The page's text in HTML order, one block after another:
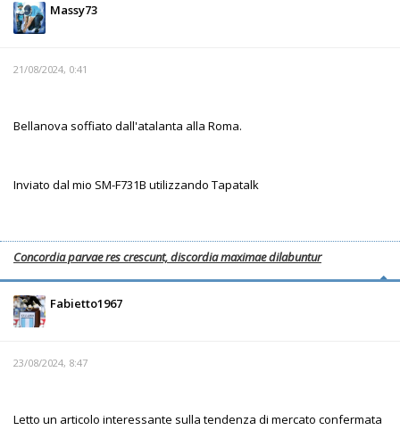
Massy73
21/08/2024, 0:41
Bellanova soffiato dall'atalanta alla Roma.
Inviato dal mio SM-F731B utilizzando Tapatalk
Concordia parvae res crescunt, discordia maximae dilabuntur
Fabietto1967
23/08/2024, 8:47
Letto un articolo interessante sulla tendenza di mercato confermata